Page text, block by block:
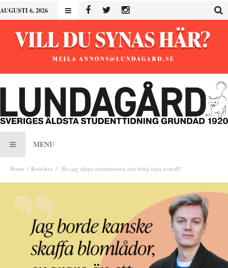
AUGUSTI 6, 2026
MENU
Home Krönikor Ska jag slippa framtidsoron och börja bära overall?